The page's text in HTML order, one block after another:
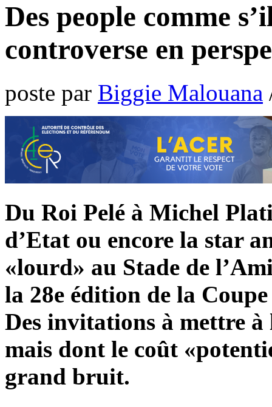
Des people comme
controverse en
poste par Biggie Malouana
Du Roi Pelé à Michel
d’Etat ou encore la star
«lourd» au Stade de
la 28e édition de la
Des invitations à mettre
mais dont le coût
grand bruit.